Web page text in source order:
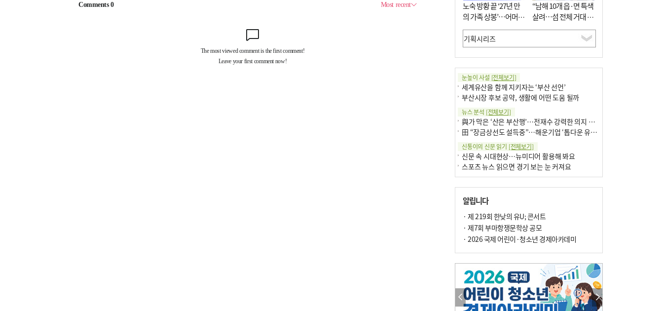
노숙 방황 끝 ‘27년 만
의 가족 상봉’…어머니
와 행복 꿈꿔
“남해 10개 읍·면 특색
살려…섬 전체 거대 정
원으로 조성”
눈높이 사설 [전체보기]
세계유산을 함께 지키자는 ‘부산 선언’
부산시장 후보 공약, 생활에 어떤 도움 될까
뉴스 분석 [전체보기]
與가 막은 ‘산은 부산행’…전재수 강력한 의지 표명 없인 공염불
田 “장금상선도 설득중”…해운기업 ‘톱다운 유치전’ 가속
신통이의 신문 읽기 [전체보기]
신문 속 시대현상…뉴미디어 활용해 봐요
스포츠 뉴스 읽으면 경기 보는 눈 커져요
구·군 승진 축하화분 관행 없애자니 소상공인 울상
팩트체크[전체보기]
의령 한우산 털중나리
한 손 뉴스[전체보기]
시민이 개발한 폭염 대응 앱 ‘그늘로’ 길안내 지도 등 인기
골목 맛집 발굴 고메 셀렉션…부산시, 페스티벌 시월 연계
알립니다
· 제 219회 한낮의 유U; 콘서트
· 제7회 부마항쟁문학상 공모
· 2026 국제 어린이·청소년 경제아카데미